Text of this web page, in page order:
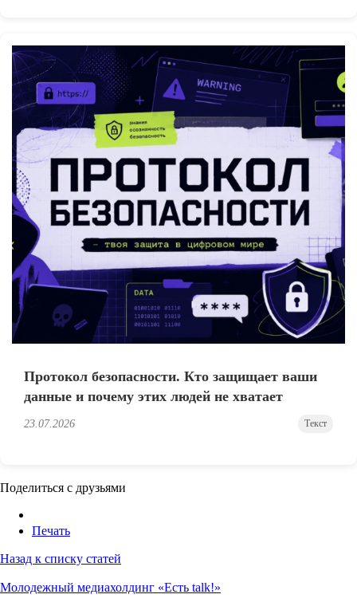
Протокол безопасности. Кто защищает ваши
данные и почему этих людей не хватает
23.07.2026 Текст
Поделиться с друзьями
Печать
Назад к списку статей
Молодежный медиахолдинг «Есть talk!»